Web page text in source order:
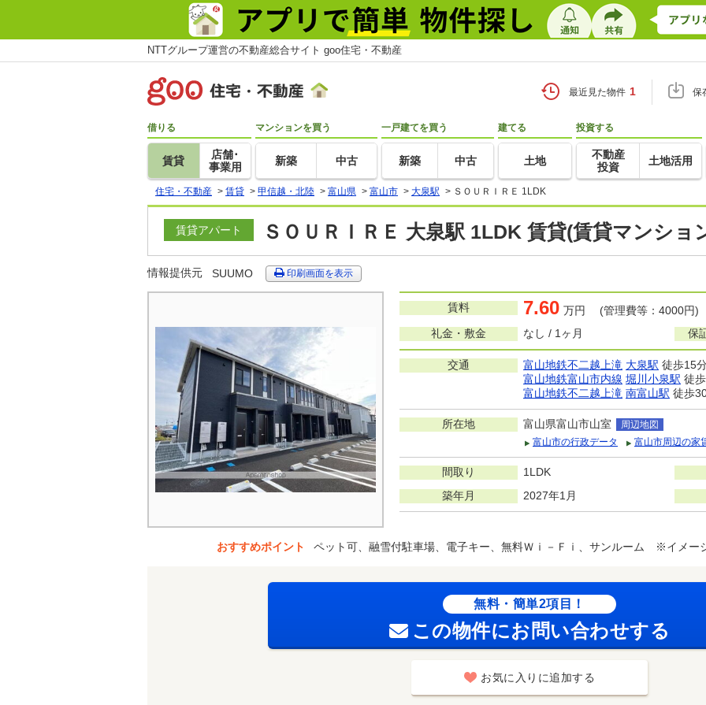
NTTグループ運営の不動産総合サイト goo住宅・不動産
最近見た物件 1 保
借りる
賃貸
店舗･
事業用
マンションを買う
新築 中古
一戸建てを買う
新築 中古
建てる
土地
投資する
不動産
投資
土地活用
住宅・不動産 > 賃貸 > 甲信越・北陸 > 富山県 > 富山市 > 大泉駅 > ＳＯＵＲＩＲＥ 1LDK
賃貸アパート ＳＯＵＲＩＲＥ 大泉駅 1LDK 賃貸(賃貸マンショ
情報提供元 SUUMO 印刷画面を表示
賃料 7.60 万円 (管理費等：4000円)
礼金・敷金
なし / 1ヶ月 保
交通 富山地鉄不二越上滝 大泉駅 徒歩15
富山地鉄富山市内線 堀川小泉駅 徒
富山地鉄不二越上滝 南富山駅 徒歩
所在地 富山県富山市山室
周辺地図
富山市の行政データ
富山市周辺の家
間取り
1LDK
築年月
2027年1月
おすすめポイント ペット可、融雪付駐車場、電子キー、無料Ｗｉ－Ｆｉ、サンルーム ※イメー
無料・簡単2項目！
この物件にお問い合わせする
お気に入りに追加する